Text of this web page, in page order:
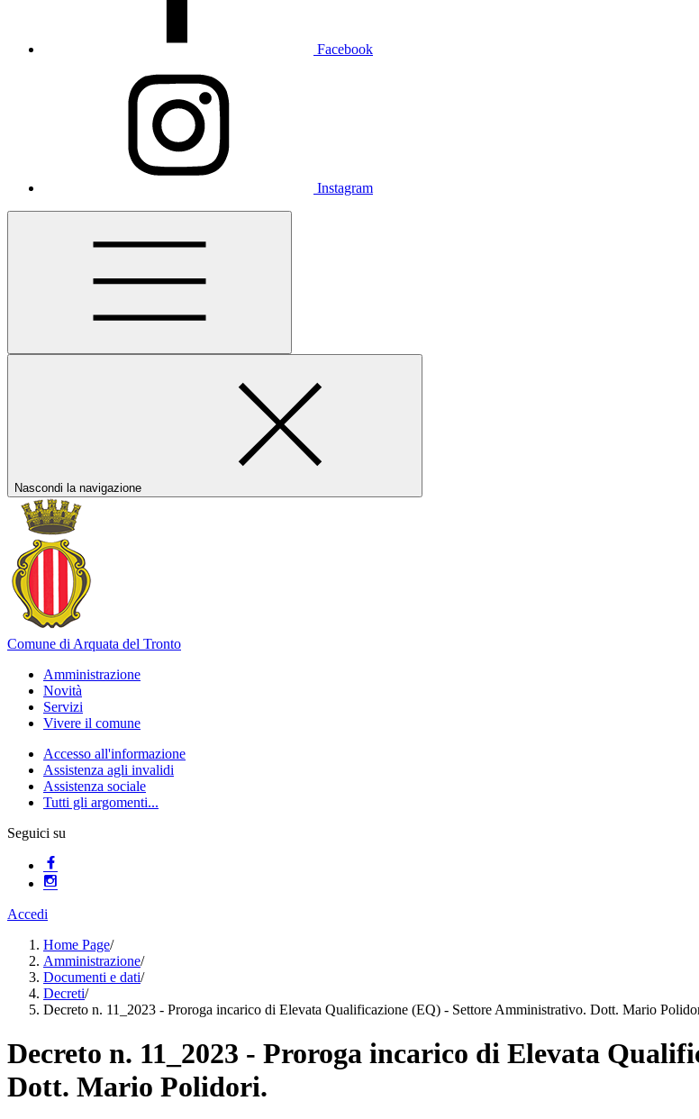
Facebook
Instagram
Nascondi la navigazione
Comune di Arquata del Tronto
Amministrazione
Novità
Servizi
Vivere il comune
Accesso all'informazione
Assistenza agli invalidi
Assistenza sociale
Tutti gli argomenti...
Seguici su
Accedi
Home Page/
Amministrazione/
Documenti e dati/
Decreti/
Decreto n. 11_2023 - Proroga incarico di Elevata Qualificazione (EQ) - Settore Amministrativo. Dott. Mario
Decreto n. 11_2023 - Proroga incarico di Elevata
Dott. Mario Polidori.